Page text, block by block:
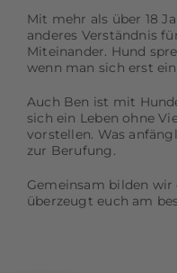
Mit mehr als über 18
anderes Verständnis
Miteinander. Hund
wenn man sich erst
Auch Ben ist mit
sich ein Leben ohne
vorstellen. Was
zur Berufung.
Gemeinsam bilden wir
überzeugt euch am